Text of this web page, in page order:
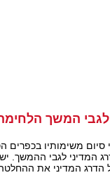
המשך הלחימה
סיום משימותיו בכפרים
המדיני לגבי ההמשך.
הדרג המדיני את ההחלטה